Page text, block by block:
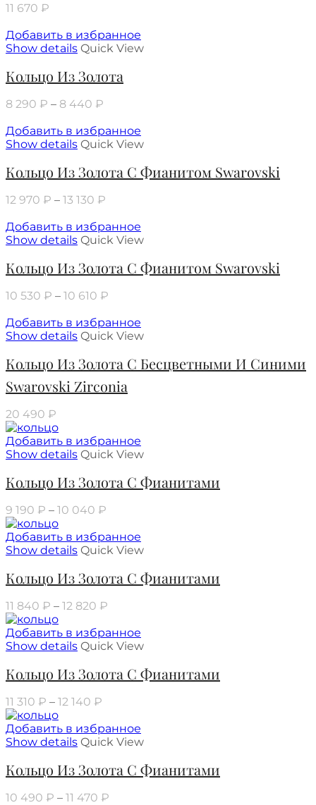
11 670 ₽
Добавить в избранное
Show details Quick View
Кольцо Из Золота
8 290 ₽ – 8 440 ₽
Добавить в избранное
Show details Quick View
Кольцо Из Золота С Фианитом Swarovski
12 970 ₽ – 13 130 ₽
Добавить в избранное
Show details Quick View
Кольцо Из Золота С Фианитом Swarovski
10 530 ₽ – 10 610 ₽
Добавить в избранное
Show details Quick View
Кольцо Из Золота С Бесцветными И Синими
Swarovski Zirconia
20 490 ₽
Добавить в избранное
Show details Quick View
Кольцо Из Золота С Фианитами
9 190 ₽ – 10 040 ₽
Добавить в избранное
Show details Quick View
Кольцо Из Золота С Фианитами
11 840 ₽ – 12 820 ₽
Добавить в избранное
Show details Quick View
Кольцо Из Золота С Фианитами
11 310 ₽ – 12 140 ₽
Добавить в избранное
Show details Quick View
Кольцо Из Золота С Фианитами
10 490 ₽ – 11 470 ₽